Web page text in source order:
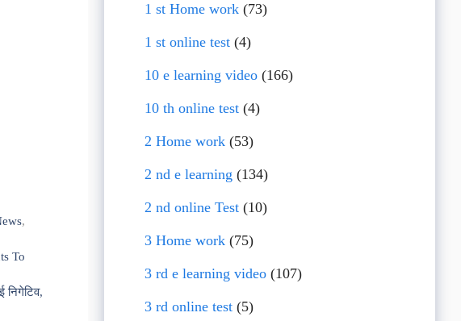
,
To
निगेटिव,
1 st Home work (73)
1 st online test (4)
10 e learning video (166)
10 th online test (4)
2 Home work (53)
2 nd e learning (134)
2 nd online Test (10)
3 Home work (75)
3 rd e learning video (107)
3 rd online test (5)